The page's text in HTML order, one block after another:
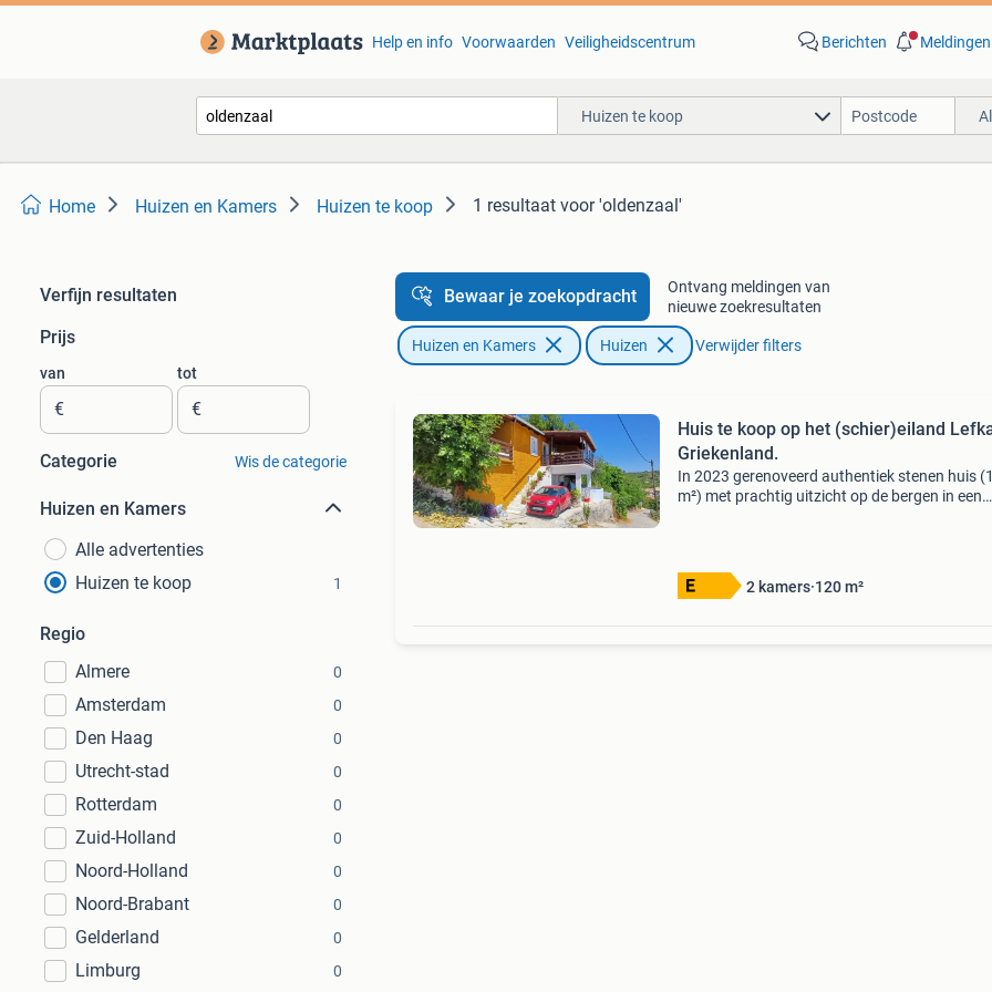
Help en info Voorwaarden Veiligheidscentrum Berichten Meldingen
Huizen te koop
Home Huizen en Kamers Huizen te koop 1 resultaat voor 'oldenzaal'
Verfijn resultaten
Prijs
van
€
tot
€
Categorie Wis de categorie
Huizen en Kamers
Alle advertenties
Huizen te koop
1
Regio
Almere
0
Amsterdam 0
Den Haag 0
Utrecht-stad 0
Rotterdam 0
Zuid-Holland 0
Noord-Holland 0
Noord-Brabant 0
Gelderland 0
Limburg 0
Bewaar je zoekopdracht
Ontvang meldingen van
nieuwe zoekresultaten
Huizen en Kamers Huizen Verwijder filters
Huis te koop op het (schier)eiland
Griekenland.
In 2023 gerenoveerd authentiek stenen huis
m²) met prachtig uitzicht op de bergen in een
2 kamers 120 m²